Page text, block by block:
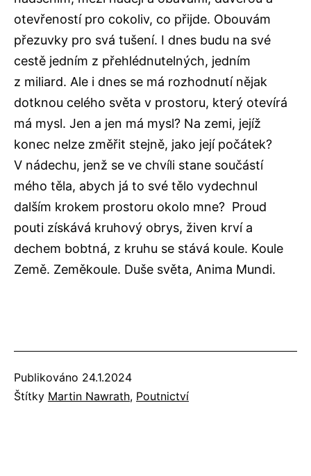
otevřeností pro cokoliv, co přijde. Obouvám
přezuvky pro svá tušení. I dnes budu na své
cestě jedním z přehlédnutelných, jedním
z miliard. Ale i dnes se má rozhodnutí nějak
dotknou celého světa v prostoru, který otevírá
má mysl. Jen a jen má mysl? Na zemi, jejíž
konec nelze změřit stejně, jako její počátek?
V nádechu, jenž se ve chvíli stane součástí
mého těla, abych já to své tělo vydechnul
dalším krokem prostoru okolo mne? Proud
pouti získává kruhový obrys, živen krví a
dechem bobtná, z kruhu se stává koule. Koule
Země. Zeměkoule. Duše světa, Anima Mundi.
Publikováno 24.1.2024
Štítky Martin Nawrath, Poutnictví